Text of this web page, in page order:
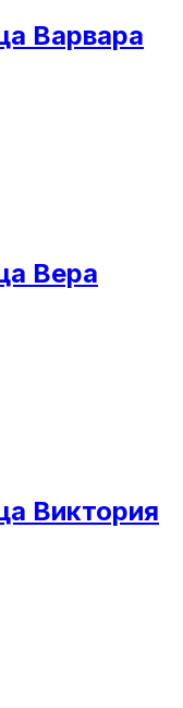
Варвара
Вера
Виктория